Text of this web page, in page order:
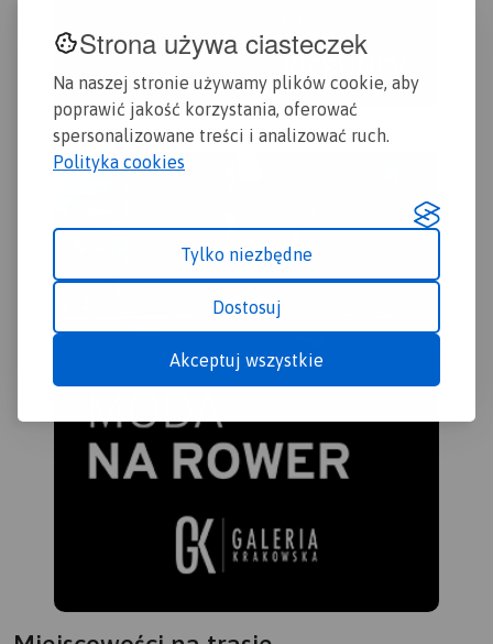
Strona używa ciasteczek
Na naszej stronie używamy plików cookie, aby
poprawić jakość korzystania, oferować
spersonalizowane treści i analizować ruch.
Polityka cookies
Tylko niezbędne
Dostosuj
Akceptuj wszystkie